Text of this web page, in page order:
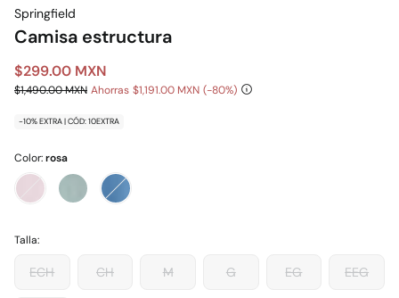
Springfield
Camisa estructura
$299.00 MXN
$1,490.00 MXN Ahorras $1,191.00 MXN 80
-10% EXTRA | CÓD: 10EXTRA
Color:rosa
Talla:
ECH CH M G EG EEG